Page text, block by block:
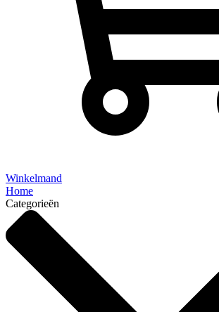
Winkelmand
Home
Categorieën